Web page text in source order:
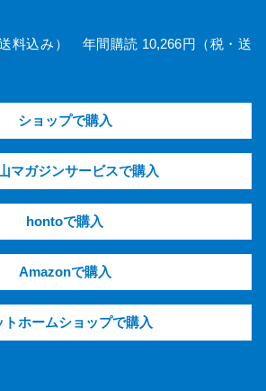
料込み） 年間購読 10,266円（税・送
ショップで購入
マガジンサービスで購入
hontoで購入
Amazonで購入
トホームショップで購入